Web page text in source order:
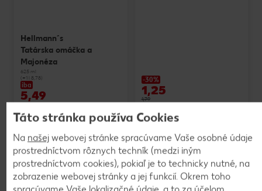
Hellmann´s
Tatárska omáčka a
Majonéza
625 ml
(=1 l 8,78)
iba
5,49
-30%
1,25
1,79
Táto stránka používa Cookies
Na našej webovej stránke spracúvame Vaše osobné údaje
prostredníctvom rôznych techník (medzi iným
prostredníctvom cookies), pokiaľ je to technicky nutné, na
zobrazenie webovej stránky a jej funkcií. Okrem toho